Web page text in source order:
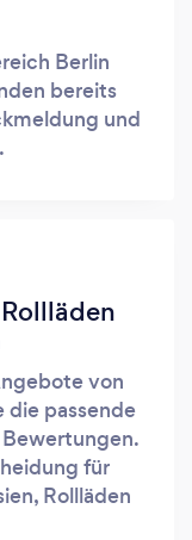
Berlin
bereits
und
von
die passende
Bewertungen.
für
Rollläden